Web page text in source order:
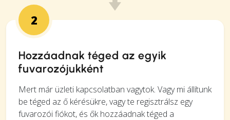
2
Hozzáadnak téged az egyik
fuvarozójukként
Mert már üzleti kapcsolatban vagytok. Vagy mi állítunk
be téged az ő kérésükre, vagy te regisztrálsz egy
fuvarozói fiókot, és ők hozzáadnak téged a